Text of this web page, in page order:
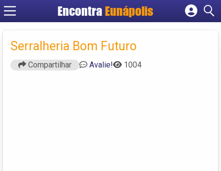
EncontraEunápolis
Cadastrar empresa
Criar conta
Serralheria Bom Futuro
Compartilhar Avalie! 1004